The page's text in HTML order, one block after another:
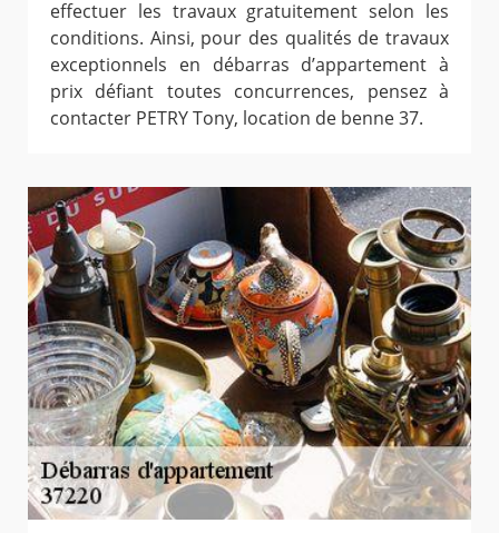
effectuer les travaux gratuitement selon les
conditions. Ainsi, pour des qualités de travaux
exceptionnels en débarras d’appartement à
prix défiant toutes concurrences, pensez à
contacter PETRY Tony, location de benne 37.